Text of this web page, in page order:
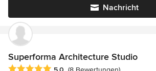
Nachricht
Superforma Architecture Studio
Durchschnittliche Bewertung: 5 von 5